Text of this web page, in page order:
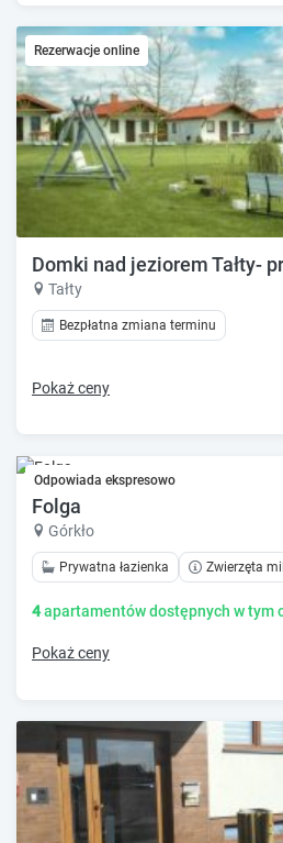
Rezerwacje online
Domki nad jeziorem Tałty-
Tałty
Bezpłatna zmiana terminu
Pokaż ceny
Odpowiada ekspresowo
Folga
Górkło
Prywatna łazienka Zwierzęta
4apartamentów dostępnych w tym
Pokaż ceny